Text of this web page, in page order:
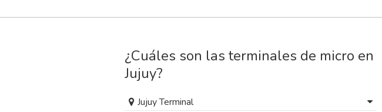
¿Cuáles son las terminales de micro en
Jujuy?
Jujuy Terminal